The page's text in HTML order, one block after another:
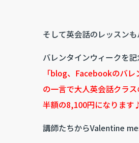
そして英会話のレッスン
バレンタインウィークを記
「blog、Facebookのバ
の一言で大人英会話クラ
半額の8,100円になります
講師たちからValentine